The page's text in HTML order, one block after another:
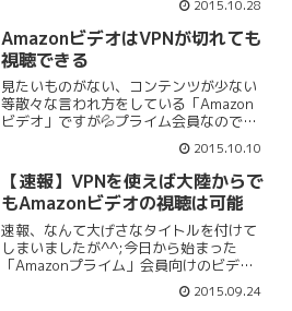
接続）の調子いいので速度測定してみた
ら…結構な速度が出ていたのでビック
リ！...
2015.10.28
AmazonビデオはVPNが切れても
視聴できる
見たいものがない、コンテンツが少ない
等散々な言われ方をしている「Amazon
ビデオ」ですが💦プライム会員なので取
り敢えず活用しておかなければ… とい
った感じですかね（笑）Amazonビデオ
カテゴリ: エンターテインメント 価格: 無
料前に...
2015.10.10
【速報】VPNを使えば大陸からで
もAmazonビデオの視聴は可能
速報、なんて大げさなタイトルを付けて
しまいましたが^^;今日から始まった
「Amazonプライム」会員向けのビデオ
オンデマンドサービス「Amazonビデ
オ」ですが、大陸からでも視聴できるの
2015.09.24